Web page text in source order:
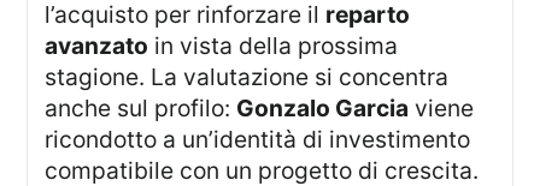
l’acquisto per rinforzare il reparto
avanzato in vista della prossima
stagione. La valutazione si concentra
anche sul profilo: Gonzalo Garcia viene
ricondotto a un’identità di investimento
compatibile con un progetto di crescita.